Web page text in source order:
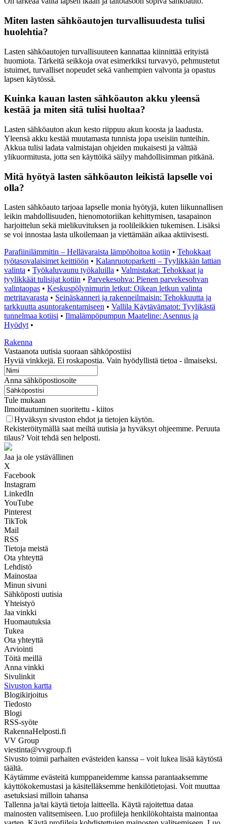
Miten lasten sähköautojen turvallisuudesta tulisi
huolehtia?
Lasten sähköautojen turvallisuuteen kannattaa kiinnittää erityistä
huomiota. Tärkeitä seikkoja ovat esimerkiksi turvavyö, pehmustetut
istuimet, turvalliset nopeudet sekä vanhempien valvonta ja opastus
lapsen käytössä.
Kuinka kauan lasten sähköauton akku yleensä
kestää ja miten sitä tulisi huoltaa?
Lasten sähköauton akun kesto riippuu akun koosta ja laadusta.
Yleensä akku kestää muutamasta tunnista jopa useisiin tunteihin.
Akkua tulisi ladata valmistajan ohjeiden mukaisesti ja välttää
ylikuormitusta, jotta sen käyttöikä säilyy mahdollisimman pitkänä.
Mitä hyötyä lasten sähköauton leikistä lapselle voi
olla?
Lasten sähköauto tarjoaa lapselle monia hyötyjä, kuten liikunnallisen
leikin mahdollisuuden, hienomotoriikan kehittymisen, tasapainon
harjoittelun sekä mielikuvituksen ja roolileikkien tukemisen. Lisäksi
se voi innostaa lasta ulkoilemaan ja viettämään aikaa aktiivisesti.
Parafiinilämmitin – Hellävaraista lämpöhoitoa kotiin • Tehokkaat
työtasovalaisimet keittiöön • Kalanruotoparketti – Tyylikkään lattian
valinta • Työkaluvaunu työkaluilla • Valmistakat: Tehokkaat ja
tyylikkäät tulisijat kotiin • Parvekesohva: Pienen parvekesohvan
valintaopas • Keskuspölynimurin letkut: Oikean letkun valinta
metritavarasta • Seinäskanneri ja rakenneilmaisin: Tehokkuutta ja
tarkkuutta asuntorakentamiseen • Vallila Käytävämatot: Tyylikästä
tunnelmaa kotiisi • Ilmalämpöpumpun Maateline: Asennus ja
Hyödyt •
Rakenna
Vastaanota uutisia suoraan sähköpostiisi
Hyviä vinkkejä. Ei roskapostia. Vain hyödyllistä tietoa - ilmaiseksi.
Anna sähköpostiosoite
Tule mukaan
Ilmoittautuminen suoritettu - kiitos
Hyväksyn sivuston ehdot ja tietojen käytön.
Rekisteröitymällä saat meiltä uutisia ja hyväksyt ohjeemme. Peruuta
tilaus? Voit tehdä sen helposti.
Jaa ja ole ystävällinen
X
Facebook
Instagram
LinkedIn
YouTube
Pinterest
TikTok
Mail
RSS
Tietoja meistä
Ota yhteyttä
Lehdistö
Mainostaa
Minun sivuni
Sähköposti uutisia
Yhteistyö
Jaa vinkki
Huomautuksia
Tukea
Ota yhteyttä
Arviointi
Töitä meillä
Anna vinkki
Sivulinkit
Sivuston kartta
Blogikirjoitus
Tiedosto
Blogi
RSS-syöte
RakennaHelposti.fi
VV Group
viestinta@vvgroup.fi
Sivusto toimii parhaiten evästeiden kanssa – voit lukea lisää käytöstä
täältä.
Käytämme evästeitä kumppaneidemme kanssa parantaaksemme
käyttökokemustasi ja käsitelläksemme henkilötietojasi. Voit muuttaa
asetuksiasi milloin tahansa
Tallenna ja/tai käytä tietoja laitteella. Käytä rajoitettua dataa
mainosten valitsemiseen. Luo profiileja henkilökohtaista mainontaa